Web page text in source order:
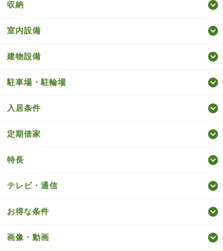
収納
室内設備
建物設備
駐車場・駐輪場
入居条件
定期借家
特長
テレビ・通信
お得な条件
画像・動画